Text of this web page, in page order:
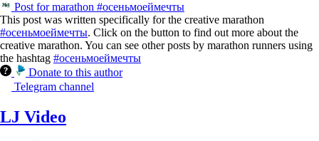
Post for marathon #осеньмоеймечты
This post was written specifically for the creative marathon
#осеньмоеймечты. Click on the button to find out more about the
creative marathon. You can see other posts by marathon runners using
the hashtag #осеньмоеймечты
Donate to this author
Telegram channel
LJ Video